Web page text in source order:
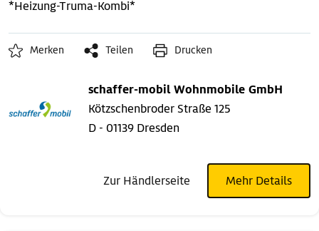
*Heizung-Truma-Kombi*
Merken Teilen Drucken
schaffer-mobil Wohnmobile GmbH
Kötzschenbroder Straße 125
D - 01139 Dresden
Zur Händlerseite Mehr Details